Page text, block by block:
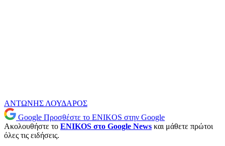
ΑΝΤΩΝΗΣ ΛΟΥΔΑΡΟΣ
Google Προσθέστε το ENIKOS στην Google
Ακολουθήστε το ENIKOS στο Google News και μάθετε πρώτοι
όλες τις ειδήσεις.